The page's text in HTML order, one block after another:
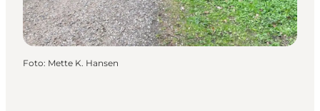
Foto: Mette K. Hansen